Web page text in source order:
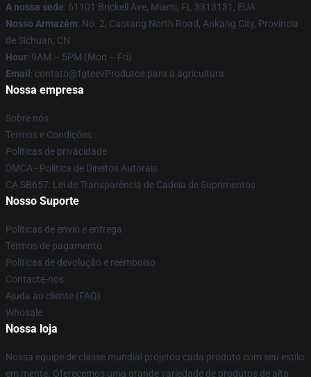
A nossa sede: 61101 Brickell Ave, Miami, FL 3313131, EUA
Nosso Armazém: No. 2, Caotang North Road, Ankang City, Província
de Sichuan, CN
Hour: 9AM – 5PM (Mon – Fri)
Email : contato@fgteevProdutos para a agricultura
Nossa empresa
Sobre nós
Termos e Condições
Políticas de privacidade
DMCA - Política de Direitos Autorais
CA SB657: Lei de Transparência de Cadeia de Suprimentos
Nosso Suporte
Políticas de envio e entrega
Termos de pagamento
Políticas de devolução e reembolso
Contacte-nos
Ajuda ao cliente (FAQ)
Whosale
Nossa loja
Nossa equipe de classe mundial projetou cada produto com seu estilo
em mente. Oferecemos uma grande variedade de produtos de alta